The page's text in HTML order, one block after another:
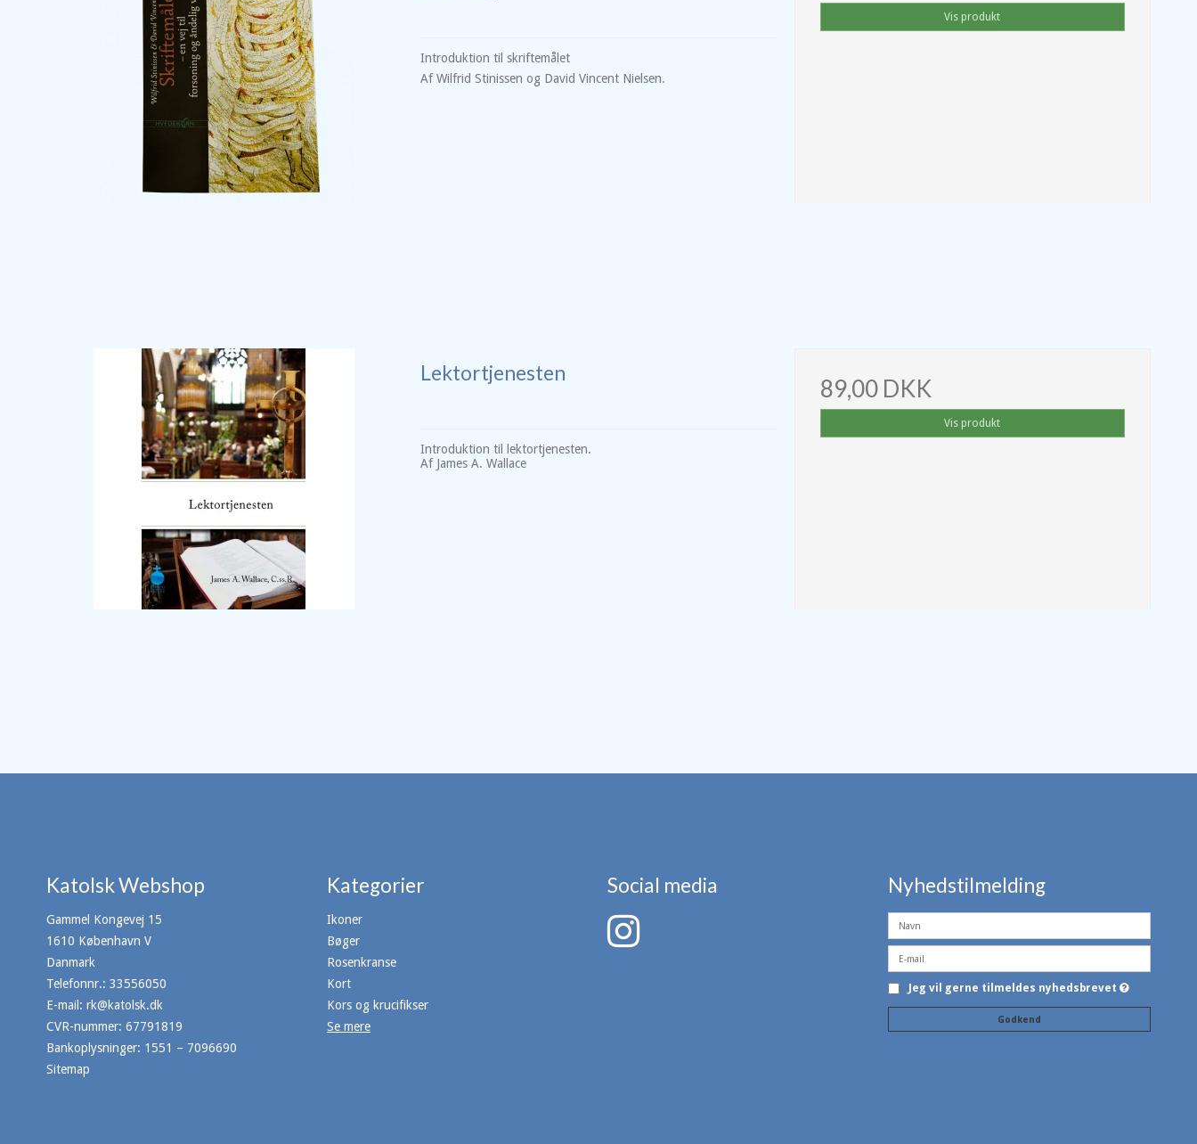
Introduktion til skriftemålet
Af Wilfrid Stinissen og David Vincent Nielsen.
Vis produkt
Lektortjenesten
Introduktion til lektortjenesten.
Af James A. Wallace
89,00 DKK
Vis produkt
Katolsk Webshop
Gammel Kongevej 15
1610 København V
Danmark
Telefonnr.: 33556050
E-mail : rk@katolsk.dk
CVR-nummer: 67791819
Bankoplysninger: 1551 – 7096690
Sitemap
Kategorier
Ikoner
Bøger
Rosenkranse
Kort
Kors og krucifikser
Se mere
Social media Nyhedstilmelding
Jeg vil gerne tilmeldes nyhedsbrevet
Godkend